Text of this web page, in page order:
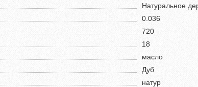
Натуральное
0.036
720
18
масло
Дуб
натур